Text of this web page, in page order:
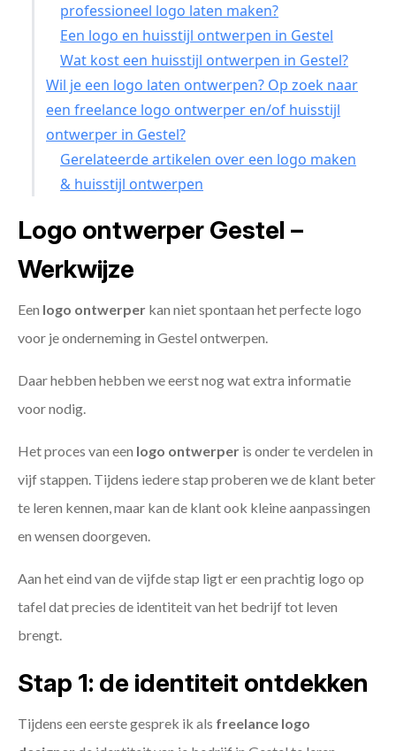
professioneel logo laten maken?
Een logo en huisstijl ontwerpen in Gestel
Wat kost een huisstijl ontwerpen in Gestel?
Wil je een logo laten ontwerpen? Op zoek naar
een freelance logo ontwerper en/of huisstijl
ontwerper in Gestel?
Gerelateerde artikelen over een logo maken
& huisstijl ontwerpen
Logo ontwerper Gestel –
Werkwijze
Een logo ontwerper kan niet spontaan het perfecte logo
voor je onderneming in Gestel ontwerpen.
Daar hebben hebben we eerst nog wat extra informatie
voor nodig.
Het proces van een logo ontwerper is onder te verdelen in
vijf stappen. Tijdens iedere stap proberen we de klant beter
te leren kennen, maar kan de klant ook kleine aanpassingen
en wensen doorgeven.
Aan het eind van de vijfde stap ligt er een prachtig logo op
tafel dat precies de identiteit van het bedrijf tot leven
brengt.
Stap 1: de identiteit ontdekken
Tijdens een eerste gesprek ik als freelance logo